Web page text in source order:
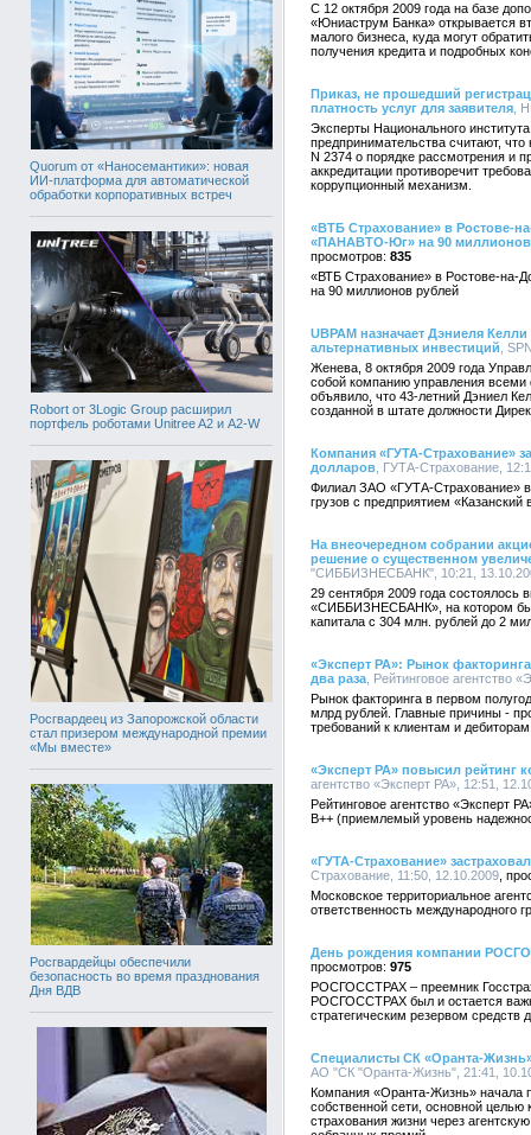
Quorum от «Наносемантики»: новая
ИИ-платформа для автоматической
обработки корпоративных встреч
Robort от 3Logic Group расширил
портфель роботами Unitree A2 и A2-W
Росгвардеец из Запорожской области
стал призером международной премии
«Мы вместе»
Росгвардейцы обеспечили
безопасность во время празднования
Дня ВДВ
С 12 октября 2009 года на базе
«Юниаструм Банка» открывается
малого бизнеса, куда могут
получения кредита и подробных
Приказ, не прошедший
платность услуг для заявителя ,
Эксперты Национального
предпринимательства считают,
N 2374 о порядке рассмотрения и
аккредитации противоречит
коррупционный механизм.
«ВТБ Страхование» в Ростове-
«ПАНАВТО-Юг» на 90 миллионов
835
«ВТБ Страхование» в Ростове-
на 90 миллионов рублей
UBPAM назначает Дэниеля
альтернативных инвестиций ,
Женева, 8 октября 2009 года
собой компанию управления
объявило, что 43-летний Дэниел
созданной в штате должности
Компания «ГУТА-Страхование»
долларов , ГУТА-Страхование,
Филиал ЗАО «ГУТА-Страхование» в
грузов с предприятием
На внеочередном собрании
решение о существенном
"СИББИЗНЕСБАНК", 10:21,
29 сентября 2009 года
«СИББИЗНЕСБАНК», на котором
капитала с 304 млн. рублей до 2
«Эксперт РА»: Рынок
два раза , Рейтинговое агентство
Рынок факторинга в первом
млрд рублей. Главные причины -
требований к клиентам и дебиторам
«Эксперт РА» повысил рейтинг
агентство «Эксперт РА», 12:51,
Рейтинговое агентство «Эксперт
В++ (приемлемый уровень
«ГУТА-Страхование»
Страхование, 11:50, 12.10.2009
Московское территориальное
ответственность международного
День рождения компании
975
РОСГОССТРАХ – преемник
РОСГОССТРАХ был и остается
стратегическим резервом средств
Специалисты СК «Оранта-
АО "СК "Оранта-Жизнь", 21:41,
Компания «Оранта-Жизнь» начала
собственной сети, основной целью
страхования жизни через